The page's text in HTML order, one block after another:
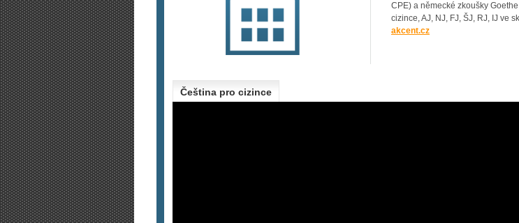
CPE) a německé zkoušky
cizince, AJ, NJ, FJ, ŠJ, RJ, IJ ve
akcent.cz
Čeština pro cizince